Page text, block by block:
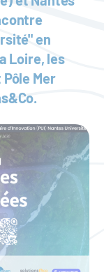
en
Loire, les
Mer